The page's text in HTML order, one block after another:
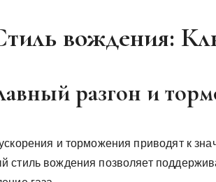
вождения:
разгон и
и торможения приводят к
стиль вождения позволяет